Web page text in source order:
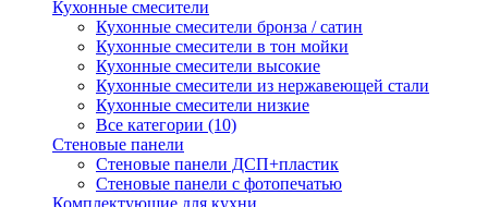
Кухонные смесители
Кухонные смесители бронза / сатин
Кухонные смесители в тон мойки
Кухонные смесители высокие
Кухонные смесители из нержавеющей стали
Кухонные смесители низкие
Все категории (10)
Стеновые панели
Стеновые панели ДСП+пластик
Стеновые панели с фотопечатью
Комплектующие для кухни